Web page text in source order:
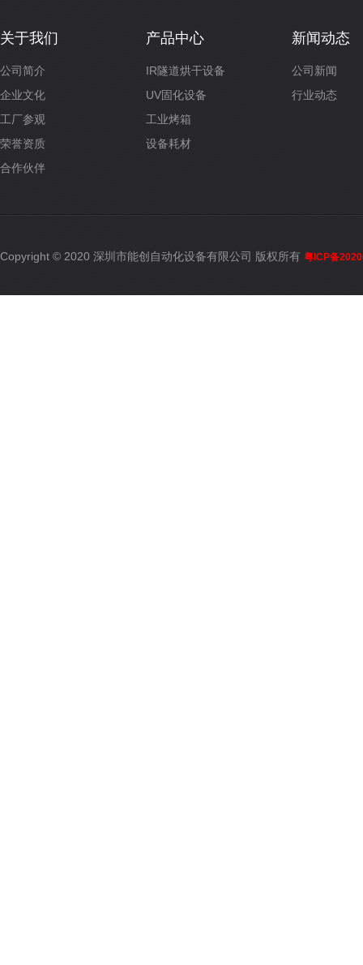
关于我们
公司简介
企业文化
工厂参观
荣誉资质
合作伙伴
产品中心
IR隧道烘干设备
UV固化设备
工业烤箱
设备耗材
新闻动态
公司新闻
行业动态
Copyright © 2020 深圳市能创自动化设备有限公司 版权所有 粤ICP备